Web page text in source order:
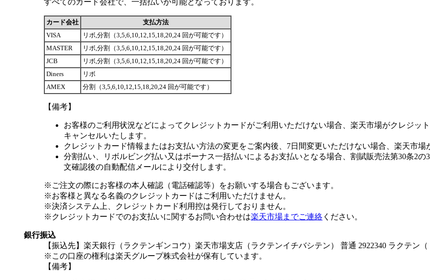
すべてのカード会社で、一括払いが可能となっております。
カード会社
支払方法
VISA
リボ,分割（3,5,6,10,12,15,18,20,24 回が可能です）
MASTER
リボ,分割（3,5,6,10,12,15,18,20,24 回が可能です）
JCB
リボ,分割（3,5,6,10,12,15,18,20,24 回が可能です）
Diners
リボ
AMEX
分割（3,5,6,10,12,15,18,20,24 回が可能です）
【備考】
お客様のご利用状況などによってクレジットカードがご利用いただけない場合、楽天市場がクレジッ
キャンセルいたします。
クレジットカード情報またはお支払い方法の変更をご案内後、7日間変更いただけない場合、楽天市場
分割払い、リボルビング払い又はボーナス一括払いによるお支払いとなる場合、割賦販売法第30条2
文確認後の自動配信メールにより交付します。
※ご注文の際にお客様の本人確認（電話確認等）をお願いする場合もございます。
※お客様と異なる名義のクレジットカードはご利用いただけません。
※決済システム上、クレジットカード利用控は発行しておりません。
※クレジットカードでのお支払いに関するお問い合わせは楽天市場までご連絡 ください。
銀行振込
【振込先】楽天銀行（ラクテンギンコウ）楽天市場支店（ラクテンイチバシテン） 普通 2922340 ラクテン
※この口座の権利は楽天グループ株式会社が保有しています。
【備考】